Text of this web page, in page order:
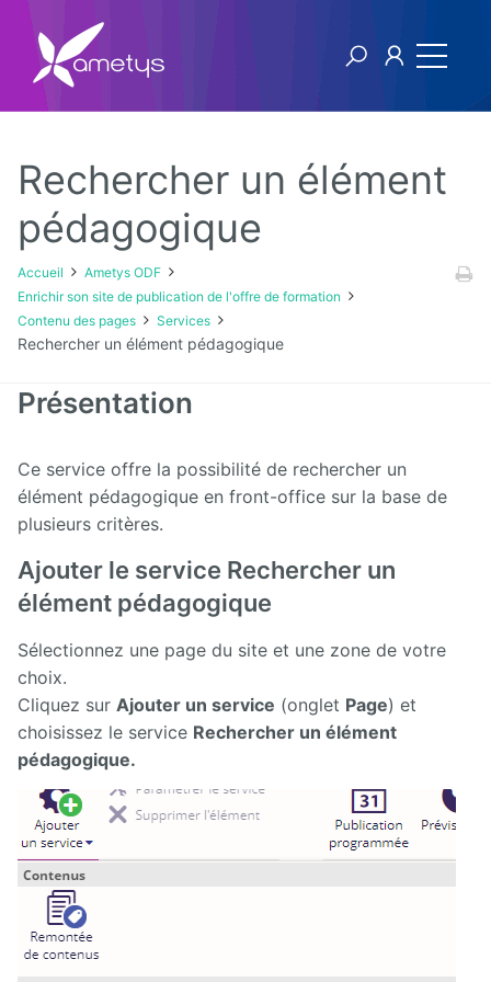
Ametys ODF
Licence
[1ers
pas]
Publier
de
formation
fichiers
CDM-fr
Présentation
d'Ametys
Saisir et
compléter
son offre
de
formation
dans
Ametys
ODF
Enrichir
son site de
publication
de l'offre
de
formation
Rechercher un élément
pédagogique
Accueil
Ametys ODF
Enrichir son site de publication de l'offre de formation
Contenu des pages
Services
Rechercher un élément pédagogique
Présentation
Ce service offre la possibilité de rechercher un
élément pédagogique en front-office sur la base de
plusieurs critères.
Ajouter le service Rechercher un
élément pédagogique
Sélectionnez une page du site et une zone de votre
choix.
Cliquez sur Ajouter un service (onglet Page) et
choisissez le service Rechercher un élément
pédagogique.